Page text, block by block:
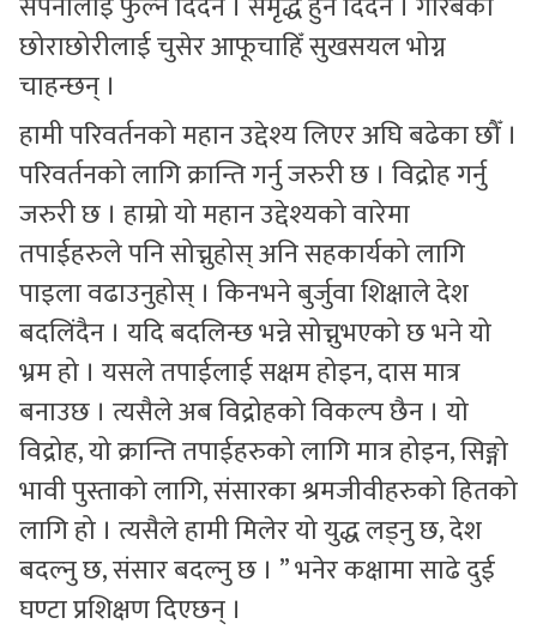
छोराछोरीलाई चुसेर आफूचाहिँ सुखसयल भोग्न
चाहन्छन् ।
हामी परिवर्तनको महान उद्देश्य लिएर अघि बढेका छौँ ।
परिवर्तनको लागि क्रान्ति गर्नु जरुरी छ । विद्रोह गर्नु
जरुरी छ । हाम्रो यो महान उद्देश्यको वारेमा
तपाईहरुले पनि सोच्नुहोस् अनि सहकार्यको लागि
पाइला वढाउनुहोस् । किनभने बुर्जुवा शिक्षाले देश
बदलिंदैन । यदि बदलिन्छ भन्ने सोच्नुभएको छ भने यो
भ्रम हो । यसले तपाईलाई सक्षम होइन, दास मात्र
बनाउछ । त्यसैले अब विद्रोहको विकल्प छैन । यो
विद्रोह, यो क्रान्ति तपाईहरुको लागि मात्र होइन, सिङ्गो
भावी पुस्ताको लागि, संसारका श्रमजीवीहरुको हितको
लागि हो । त्यसैले हामी मिलेर यो युद्ध लड्नु छ, देश
बदल्नु छ, संसार बदल्नु छ । ” भनेर कक्षामा साढे दुई
घण्टा प्रशिक्षण दिएछन् ।